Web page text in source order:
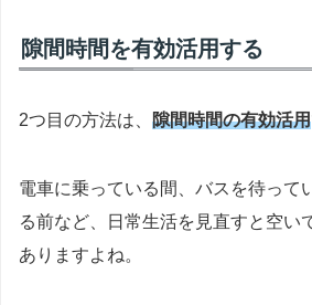
隙間時間を有効活用する
2つ目の方法は、 隙間時間の有効活用
電車に乗っている間、バスを待って
る前など、日常生活を見直すと空い
ありますよね。